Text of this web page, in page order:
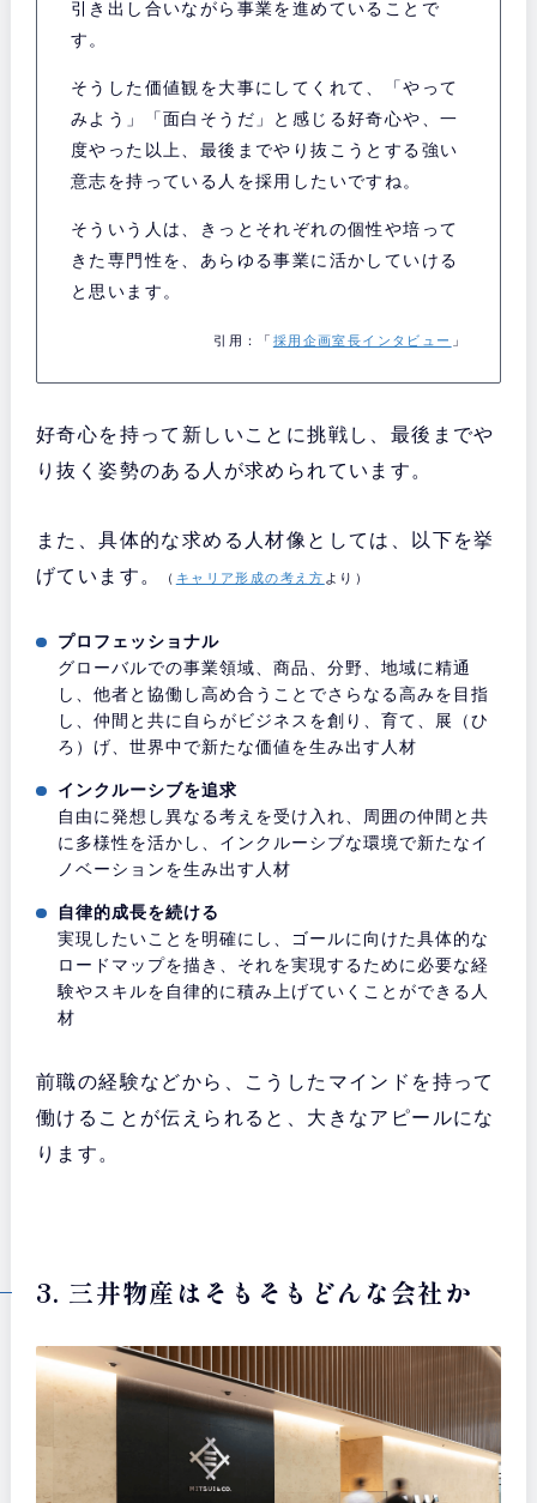
引き出し合いながら事業を進めていることで
す。
そうした価値観を大事にしてくれて、「やって
みよう」「面白そうだ」と感じる好奇心や、一
度やった以上、最後までやり抜こうとする強い
意志を持っている人を採用したいですね。
そういう人は、きっとそれぞれの個性や培って
きた専門性を、あらゆる事業に活かしていける
と思います。
引用：「 採用企画室長インタビュー 」
好奇心を持って新しいことに挑戦し、最後までや
り抜く姿勢のある人が求められています。
また、具体的な求める人材像としては、以下を挙
げています。
（ キャリア形成の考え方 より）
プロフェッショナル
グローバルでの事業領域、商品、分野、地域に精通
し、他者と協働し高め合うことでさらなる高みを目指
し、仲間と共に自らがビジネスを創り、育て、展（ひ
ろ）げ、世界中で新たな価値を生み出す人材
インクルーシブを追求
自由に発想し異なる考えを受け入れ、周囲の仲間と共
に多様性を活かし、インクルーシブな環境で新たなイ
ノベーションを生み出す人材
自律的成長を続ける
実現したいことを明確にし、ゴールに向けた具体的な
ロードマップを描き、それを実現するために必要な経
験やスキルを自律的に積み上げていくことができる人
材
前職の経験などから、こうしたマインドを持って
働けることが伝えられると、大きなアピールにな
ります。
3. 三井物産はそもそもどんな会社か